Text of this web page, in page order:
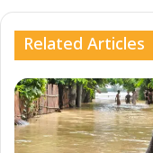
Related Articles